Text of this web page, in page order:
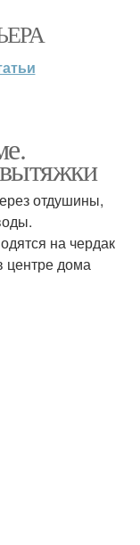
отдушины,
на чердак
центре дома